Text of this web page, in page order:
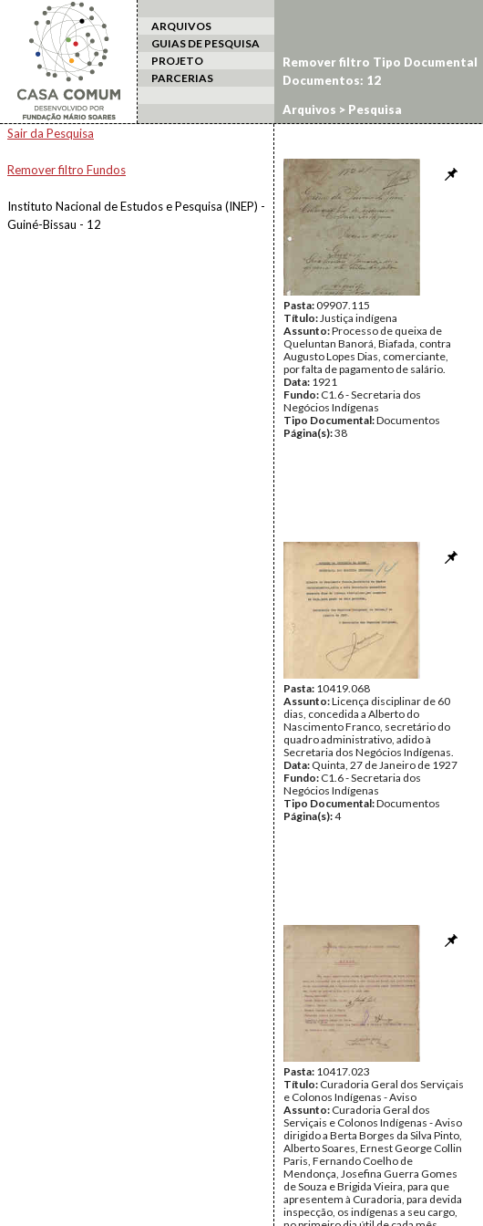
ARQUIVOS
GUIAS DE PESQUISA
PROJETO
PARCERIAS
Arquivos > Pesquisa
Sair da Pesquisa
Remover filtro Fundos
Instituto Nacional de Estudos e Pesquisa (INEP) -
Guiné-Bissau - 12
Remover filtro Tipo Documental
Documentos: 12
Pasta:09907.115
Título:Justiça indígena
Assunto:Processo de queixa de
Queluntan Banorá, Biafada, contra
Augusto Lopes Dias, comerciante,
por falta de pagamento de salário.
Data: 1921
Fundo: C1.6 - Secretaria dos
Negócios Indígenas
Tipo Documental:Documentos
Página(s):38
Pasta: 10419.068
Assunto:Licença disciplinar de 60
dias, concedida a Alberto do
Nascimento Franco, secretário do
quadro administrativo, adido à
Secretaria dos Negócios Indígenas.
Data: Quinta, 27 de Janeiro de 1927
Fundo: C1.6 - Secretaria dos
Negócios Indígenas
Tipo Documental:Documentos
Página(s):4
Pasta: 10417.023
Título: Curadoria Geral dos Serviçais
e Colonos Indígenas - Aviso
Assunto: Curadoria Geral dos
Serviçais e Colonos Indígenas - Aviso
dirigido a Berta Borges da Silva Pinto,
Alberto Soares, Ernest George Collin
Paris, Fernando Coelho de
Mendonça, Josefina Guerra Gomes
de Souza e Brigida Vieira, para que
apresentem à Curadoria, para devida
inspecção, os indígenas a seu cargo,